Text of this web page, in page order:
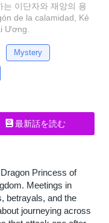
이단자와 재앙의 용
de la calamidad, Kẻ
Ương.
Mystery
最新話を読む
Princess of
Meetings in
betrayals, and the
journeying across